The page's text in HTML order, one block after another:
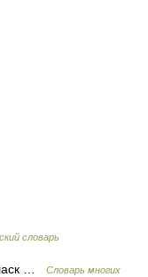
словарь
…
Словарь многих